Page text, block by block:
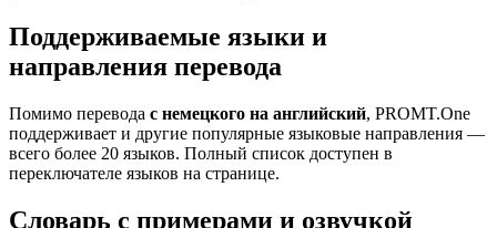
Поддерживаемые языки и
направления перевода
Помимо перевода с немецкого на английский, PROMT.One
поддерживает и другие популярные языковые направления —
всего более 20 языков. Полный список доступен в
переключателе языков на странице.
Словарь с примерами и озвучкой